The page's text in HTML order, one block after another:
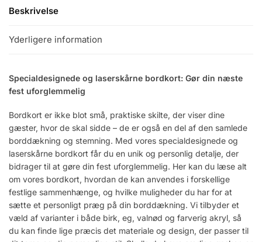
Beskrivelse
Yderligere information
Specialdesignede og laserskårne bordkort: Gør din næste
fest uforglemmelig
Bordkort er ikke blot små, praktiske skilte, der viser dine
gæster, hvor de skal sidde – de er også en del af den samlede
borddækning og stemning. Med vores specialdesignede og
laserskårne bordkort får du en unik og personlig detalje, der
bidrager til at gøre din fest uforglemmelig. Her kan du læse alt
om vores bordkort, hvordan de kan anvendes i forskellige
festlige sammenhænge, og hvilke muligheder du har for at
sætte et personligt præg på din borddækning. Vi tilbyder et
væld af varianter i både birk, eg, valnød og farverig akryl, så
du kan finde lige præcis det materiale og design, der passer til